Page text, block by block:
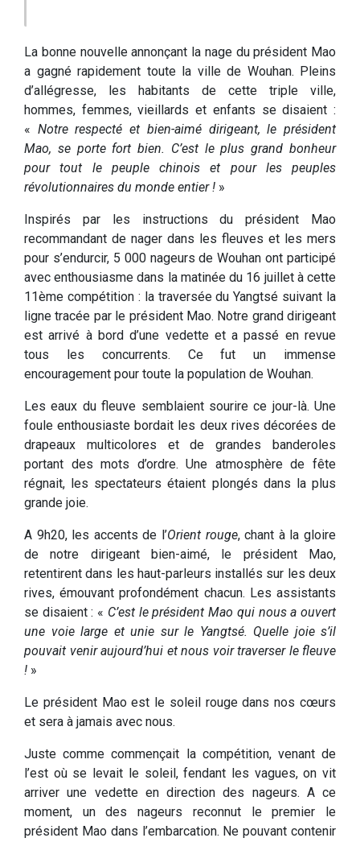
La bonne nouvelle annonçant la nage du président Mao
a gagné rapidement toute la ville de Wouhan. Pleins
d’allégresse, les habitants de cette triple ville,
hommes, femmes, vieillards et enfants se disaient :
« Notre respecté et bien-aimé dirigeant, le président
Mao, se porte fort bien. C’est le plus grand bonheur
pour tout le peuple chinois et pour les peuples
révolutionnaires du monde entier ! »
Inspirés par les instructions du président Mao
recommandant de nager dans les fleuves et les mers
pour s’endurcir, 5 000 nageurs de Wouhan ont participé
avec enthousiasme dans la matinée du 16 juillet à cette
11ème compétition : la traversée du Yangtsé suivant la
ligne tracée par le président Mao. Notre grand dirigeant
est arrivé à bord d’une vedette et a passé en revue
tous les concurrents. Ce fut un immense
encouragement pour toute la population de Wouhan.
Les eaux du fleuve semblaient sourire ce jour-là. Une
foule enthousiaste bordait les deux rives décorées de
drapeaux multicolores et de grandes banderoles
portant des mots d’ordre. Une atmosphère de fête
régnait, les spectateurs étaient plongés dans la plus
grande joie.
A 9h20, les accents de l’Orient rouge, chant à la gloire
de notre dirigeant bien-aimé, le président Mao,
retentirent dans les haut-parleurs installés sur les deux
rives, émouvant profondément chacun. Les assistants
se disaient : « C’est le président Mao qui nous a ouvert
une voie large et unie sur le Yangtsé. Quelle joie s’il
pouvait venir aujourd’hui et nous voir traverser le fleuve
! »
Le président Mao est le soleil rouge dans nos cœurs
et sera à jamais avec nous.
Juste comme commençait la compétition, venant de
l’est où se levait le soleil, fendant les vagues, on vit
arriver une vedette en direction des nageurs. A ce
moment, un des nageurs reconnut le premier le
président Mao dans l’embarcation. Ne pouvant contenir